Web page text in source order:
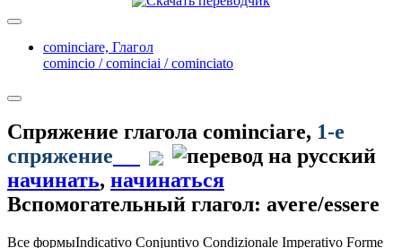
cominciare, Глагол
comincio / cominciai / cominciato
Спряжение глагола cominciare, 1-е
спряжение
начинать, начинаться
Вспомогательный глагол: avere/essere
Все формыIndicativo Conjuntivo Condizionale Imperativo Forme